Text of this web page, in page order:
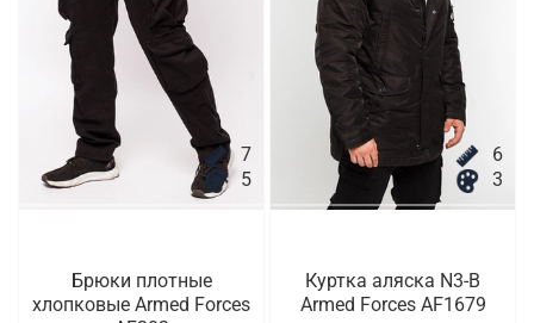
7
5
Брюки плотные
хлопковые Armed Forces
6
3
Куртка аляска N3-B
Armed Forces AF1679